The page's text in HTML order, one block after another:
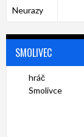
Neurazy
SMOLIVEC
hráč
Smolivce